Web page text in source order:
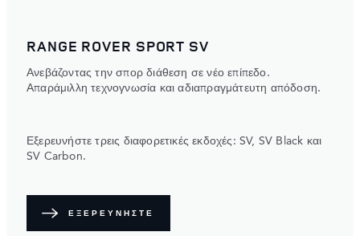
RANGE ROVER SPORT SV
Ανεβάζοντας την σπορ διάθεση σε νέο επίπεδο.
Απαράμιλλη τεχνογνωσία και αδιαπραγμάτευτη απόδοση.
Εξερευνήστε τρεις διαφορετικές εκδοχές: SV, SV Black και
SV Carbon.
ΕΞΕΡΕΥΝΉΣΤΕ